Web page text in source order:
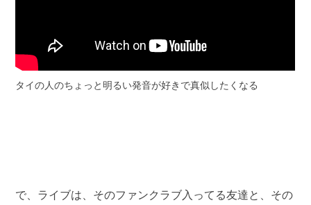
タイの人のちょっと明るい発音が好きで真似したくなる
で、ライブは、そのファンクラブ入ってる友達と、その